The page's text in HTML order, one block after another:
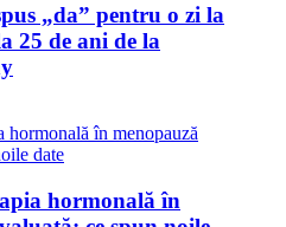
„da” pentru o zi la
25 de ani de la
hormonală în